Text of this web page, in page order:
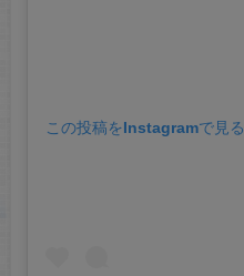
この投稿をInstagramで見る